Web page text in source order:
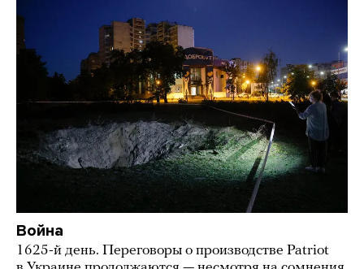
Война
1625-й день. Переговоры о производстве Patriot